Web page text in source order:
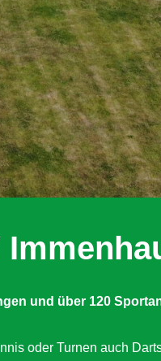
und über 120
oder Turnen auch